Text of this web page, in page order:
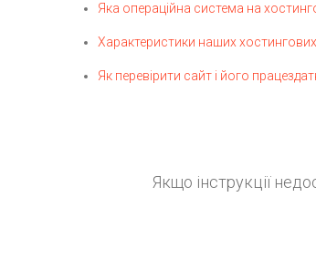
Яка операційна система на
Характеристики наших хостингових
Як перевірити сайт і його
Якщо інструкції